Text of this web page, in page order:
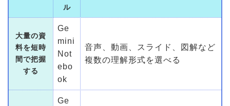
ル
大量の資
料を短時
間で把握
する
Ge
mini
Not
ebo
ok
音声、動画、スライド、図解など
複数の理解形式を選べる
Ge